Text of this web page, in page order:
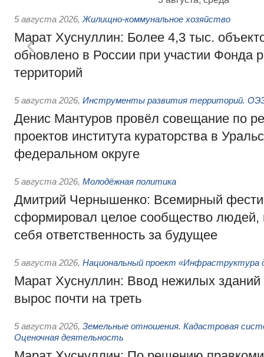
5 августа 2026, Жилищно-коммунальное хозяйство
Марат Хуснуллин: Более 4,3 тыс.
обновлено в России при участии Фонда
территорий
5 августа 2026, Инструменты развития территорий.
Денис Мантуров провёл совещание по
проектов института кураторства в
федеральном округе
5 августа 2026, Молодёжная политика
Дмитрий Чернышенко: Всемирный
сформировал целое сообщество людей,
себя ответственность за будущее
5 августа 2026, Национальный проект «Инфраструктура
Марат Хуснуллин: Ввод нежилых зданий
вырос почти на треть
5 августа 2026, Земельные отношения. Кадастровая
Оценочная деятельность